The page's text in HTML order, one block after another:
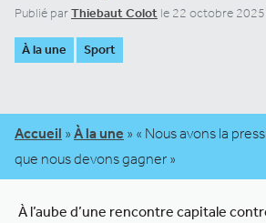
Publié parThiebaut Colot le 22 octobre 2025
À la une Sport
Accueil » À la une » « Nous avons la
que nous devons gagner »
À l’aube d’une rencontre capitale